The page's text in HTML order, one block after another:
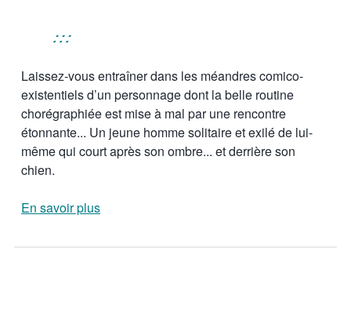
:::
Laissez-vous entraîner dans les méandres comico-
existentiels d’un personnage dont la belle routine
chorégraphiée est mise à mal par une rencontre
étonnante... Un jeune homme solitaire et exilé de lui-
même qui court après son ombre... et derrière son
chien.
En savoir plus